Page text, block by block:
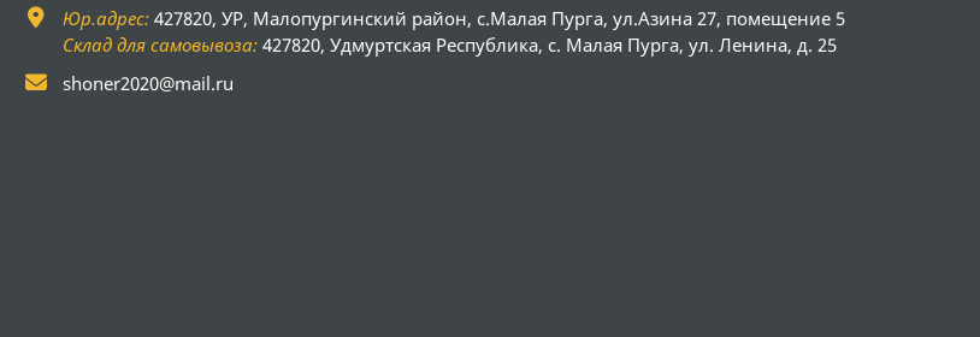
Юр.адрес: 427820, УР, Малопургинский район, с.Малая Пурга, ул.Азина 27, помещение 5
Склад для самовывоза: 427820, Удмуртская Республика, с. Малая Пурга, ул. Ленина, д. 25
shoner2020@mail.ru